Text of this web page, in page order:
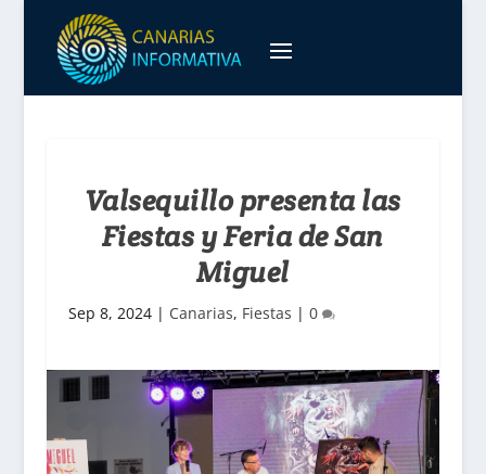
Valsequillo presenta las
Fiestas y Feria de San
Miguel
Sep 8, 2024| Canarias, Fiestas | 0